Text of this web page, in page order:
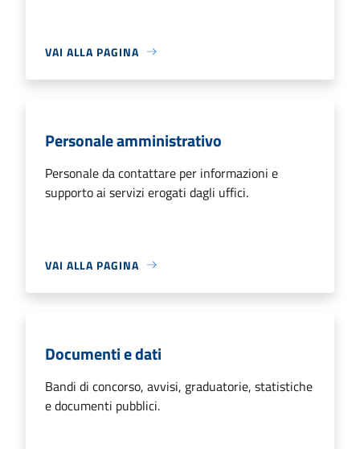
VAI ALLA PAGINA
Personale amministrativo
Personale da contattare per informazioni e
supporto ai servizi erogati dagli uffici.
VAI ALLA PAGINA
Documenti e dati
Bandi di concorso, avvisi, graduatorie, statistiche
e documenti pubblici.